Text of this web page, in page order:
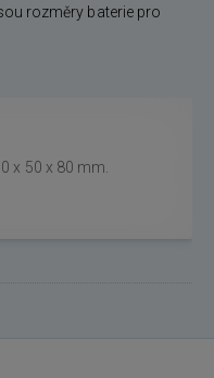
rozměry baterie pro
x 50 x 80 mm.